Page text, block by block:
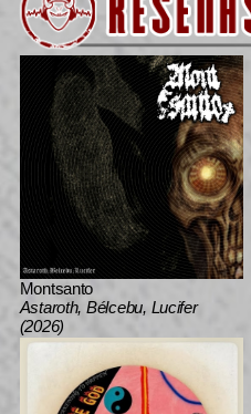
Montsanto
Astaroth, Bélcebu, Lucifer
(2026)